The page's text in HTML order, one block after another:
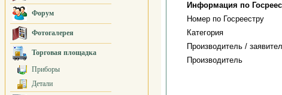
Форум
Фотогалерея
Торговая площадка
Приборы
Детали
Информация по
Номер по Госреестру
Категория
Производитель /
Производитель